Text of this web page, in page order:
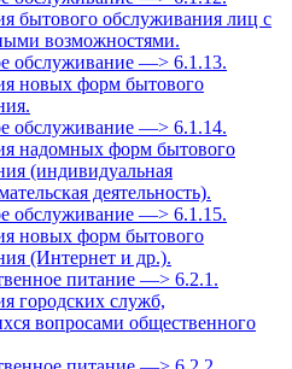
бытового обслуживания лиц с
возможностями.
обслуживание —> 6.1.13.
новых форм бытового
обслуживание —> 6.1.14.
надомных форм бытового
(индивидуальная
деятельность).
обслуживание —> 6.1.15.
новых форм бытового
(Интернет и др.).
питание —> 6.2.1.
городских служб,
вопросами общественного